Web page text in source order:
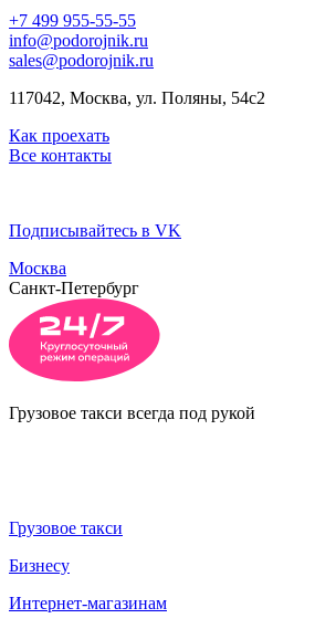
+7 499 955-55-55
info@podorojnik.ru
sales@podorojnik.ru
117042, Москва, ул. Поляны, 54с2
Как проехать
Все контакты
Подписывайтесь в VK
Москва
Санкт-Петербург
Грузовое такси всегда под рукой
Грузовое такси
Бизнесу
Интернет-магазинам